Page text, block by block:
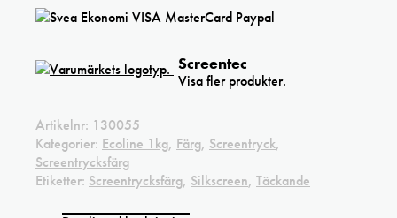
Screentec
Visa fler produkter.
Artikelnr: 130055
Kategorier: Ecoline 1kg, Färg, Screentryck,
Screentrycksfärg
Etiketter: Screentrycksfärg, Silkscreen, Täckande